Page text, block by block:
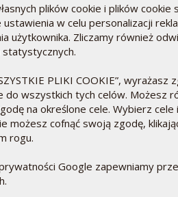
rozpuszczoną w
jest kluczowe zarówno dla
wysokiej jakości
plików cookie i plików cookie
w celu personalizacji
użytkownika. Zliczamy również
PLIKI COOKIE”, wyrażasz
do wszystkich tych celów. Możesz
na określone cele. Wybierz cele
możesz cofnąć swoją zgodę,
rogu.
Google zapewniamy